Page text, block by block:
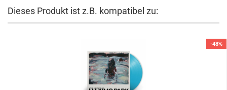
Dieses Produkt ist z.B. kompatibel zu:
-48%